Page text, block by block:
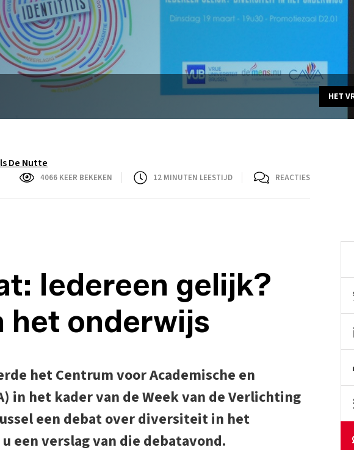
HET
De Nutte
4066 KEER BEKEKEN 12 MINUTEN LEESTIJD REACTIES
Iedereen gelijk?
het onderwijs
het Centrum voor Academische en
in het kader van de Week van de Verlichting
een debat over diversiteit in het
een verslag van die debatavond.